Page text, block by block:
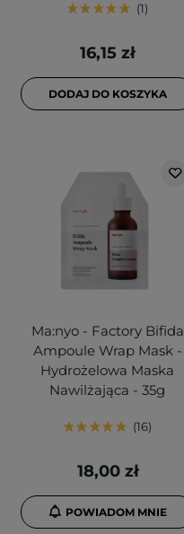
1
16,15 zł
DODAJ DO KOSZYKA
Ma:nyo - Factory Bifida
Ampoule Wrap Mask -
Hydrożelowa Maska
Nawilżająca - 35g
16
18,00 zł
POWIADOM MNIE